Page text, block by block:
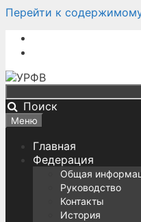
Перейти к
Поиск
Меню
Главная
Федерация
Общая
Руководство
Контакты
История